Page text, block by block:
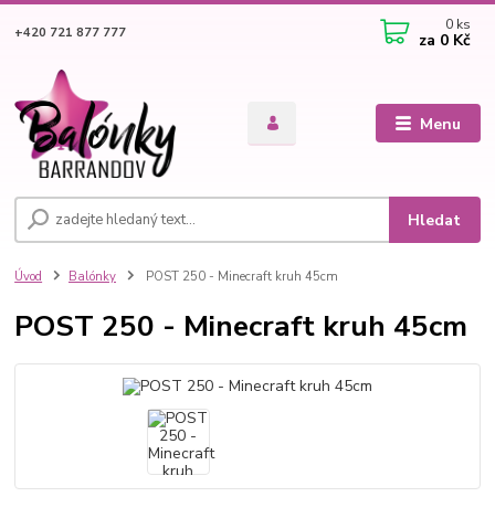
Menu
Hledat
+420 721 877 777 0 ks
za 0 Kč
Úvod Balónky POST 250 - Minecraft kruh 45cm
POST 250 - Minecraft kruh 45cm